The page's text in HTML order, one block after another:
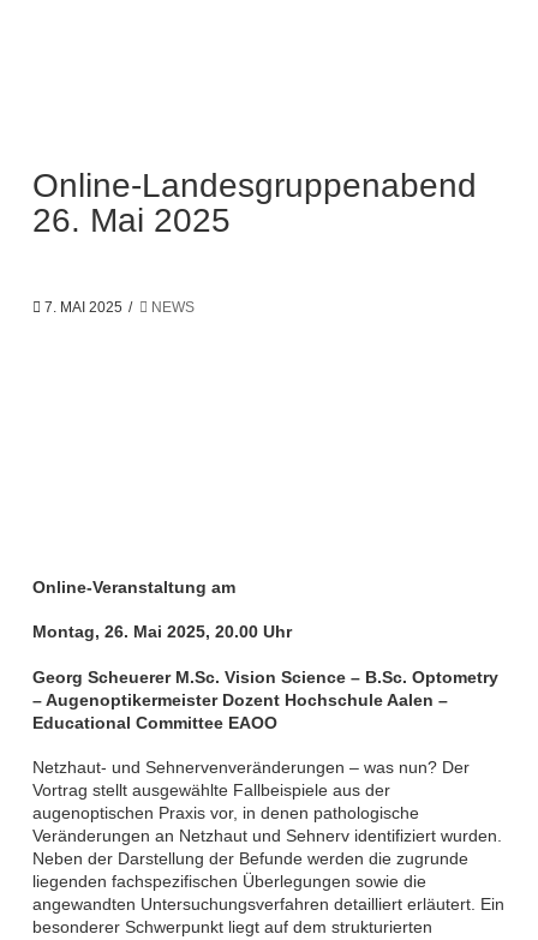
Online-Landesgruppenabend
26. Mai 2025
7. MAI 2025 NEWS
Online-Veranstaltung am
Montag, 26. Mai 2025, 20.00 Uhr
Georg Scheuerer M.Sc. Vision Science – B.Sc. Optometry
– Augenoptikermeister Dozent Hochschule Aalen –
Educational Committee EAOO
Netzhaut- und Sehnervenveränderungen – was nun? Der
Vortrag stellt ausgewählte Fallbeispiele aus der
augenoptischen Praxis vor, in denen pathologische
Veränderungen an Netzhaut und Sehnerv identifiziert wurden.
Neben der Darstellung der Befunde werden die zugrunde
liegenden fachspezifischen Überlegungen sowie die
angewandten Untersuchungsverfahren detailliert erläutert. Ein
besonderer Schwerpunkt liegt auf dem strukturierten